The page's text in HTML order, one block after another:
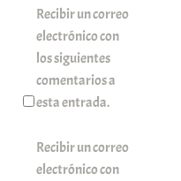
Recibir un correo
electrónico con
los siguientes
comentarios a
esta entrada.
Recibir un correo
electrónico con